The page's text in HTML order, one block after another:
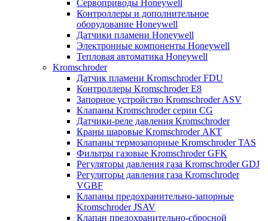
Сервоприводы Honeywell
Контроллеры и дополнительное
оборудование Honeywell
Датчики пламени Honeywell
Электронные компоненты Honeywell
Тепловая автоматика Honeywell
Kromschroder
Датчик пламени Kromschroder FDU
Контроллеры Kromschroder E8
Запорное устройство Kromschroder ASV
Клапаны Kromschroder серии CG
Датчики-реле давления Kromschroder
Краны шаровые Kromschroder АКТ
Клапаны термозапорные Kromschroder TAS
Фильтры газовые Kromschroder GFK
Регуляторы давления газа Kromschroder GDJ
Регуляторы давления газа Kromschroder
VGBF
Клапаны предохранительно-запорные
Kromschroder JSAV
Клапан предохранительно-сбросной